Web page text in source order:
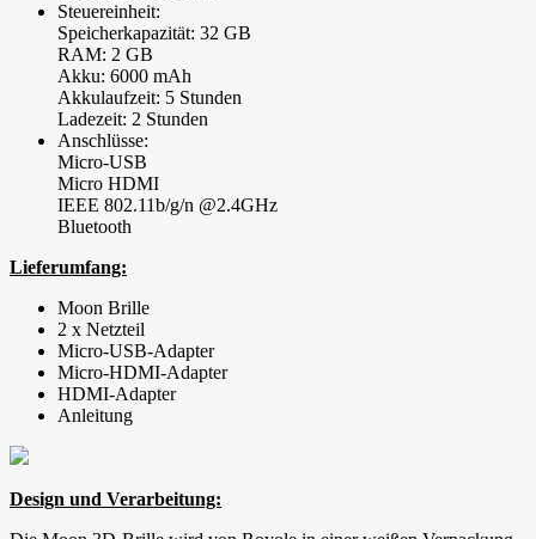
Steuereinheit:
Speicherkapazität: 32 GB
RAM: 2 GB
Akku: 6000 mAh
Akkulaufzeit: 5 Stunden
Ladezeit: 2 Stunden
Anschlüsse:
Micro-USB
Micro HDMI
IEEE 802.11b/g/n @2.4GHz
Bluetooth
Lieferumfang:
Moon Brille
2 x Netzteil
Micro-USB-Adapter
Micro-HDMI-Adapter
HDMI-Adapter
Anleitung
Design und Verarbeitung: